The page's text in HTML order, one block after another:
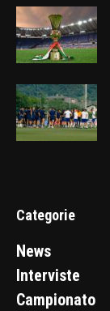
Categorie
News
Interviste
Campionato